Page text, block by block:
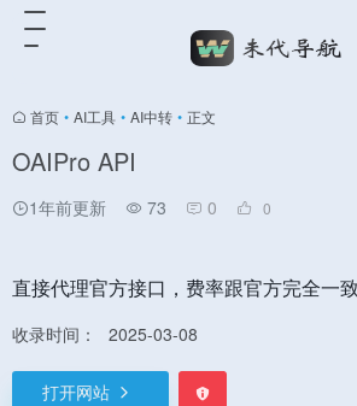
首页 • AI工具 • AI中转 • 正文
OAIPro API
1年前更新 73 0 0
直接代理官方接口，费率跟官方完全一
收录时间： 2025-03-08
打开网站